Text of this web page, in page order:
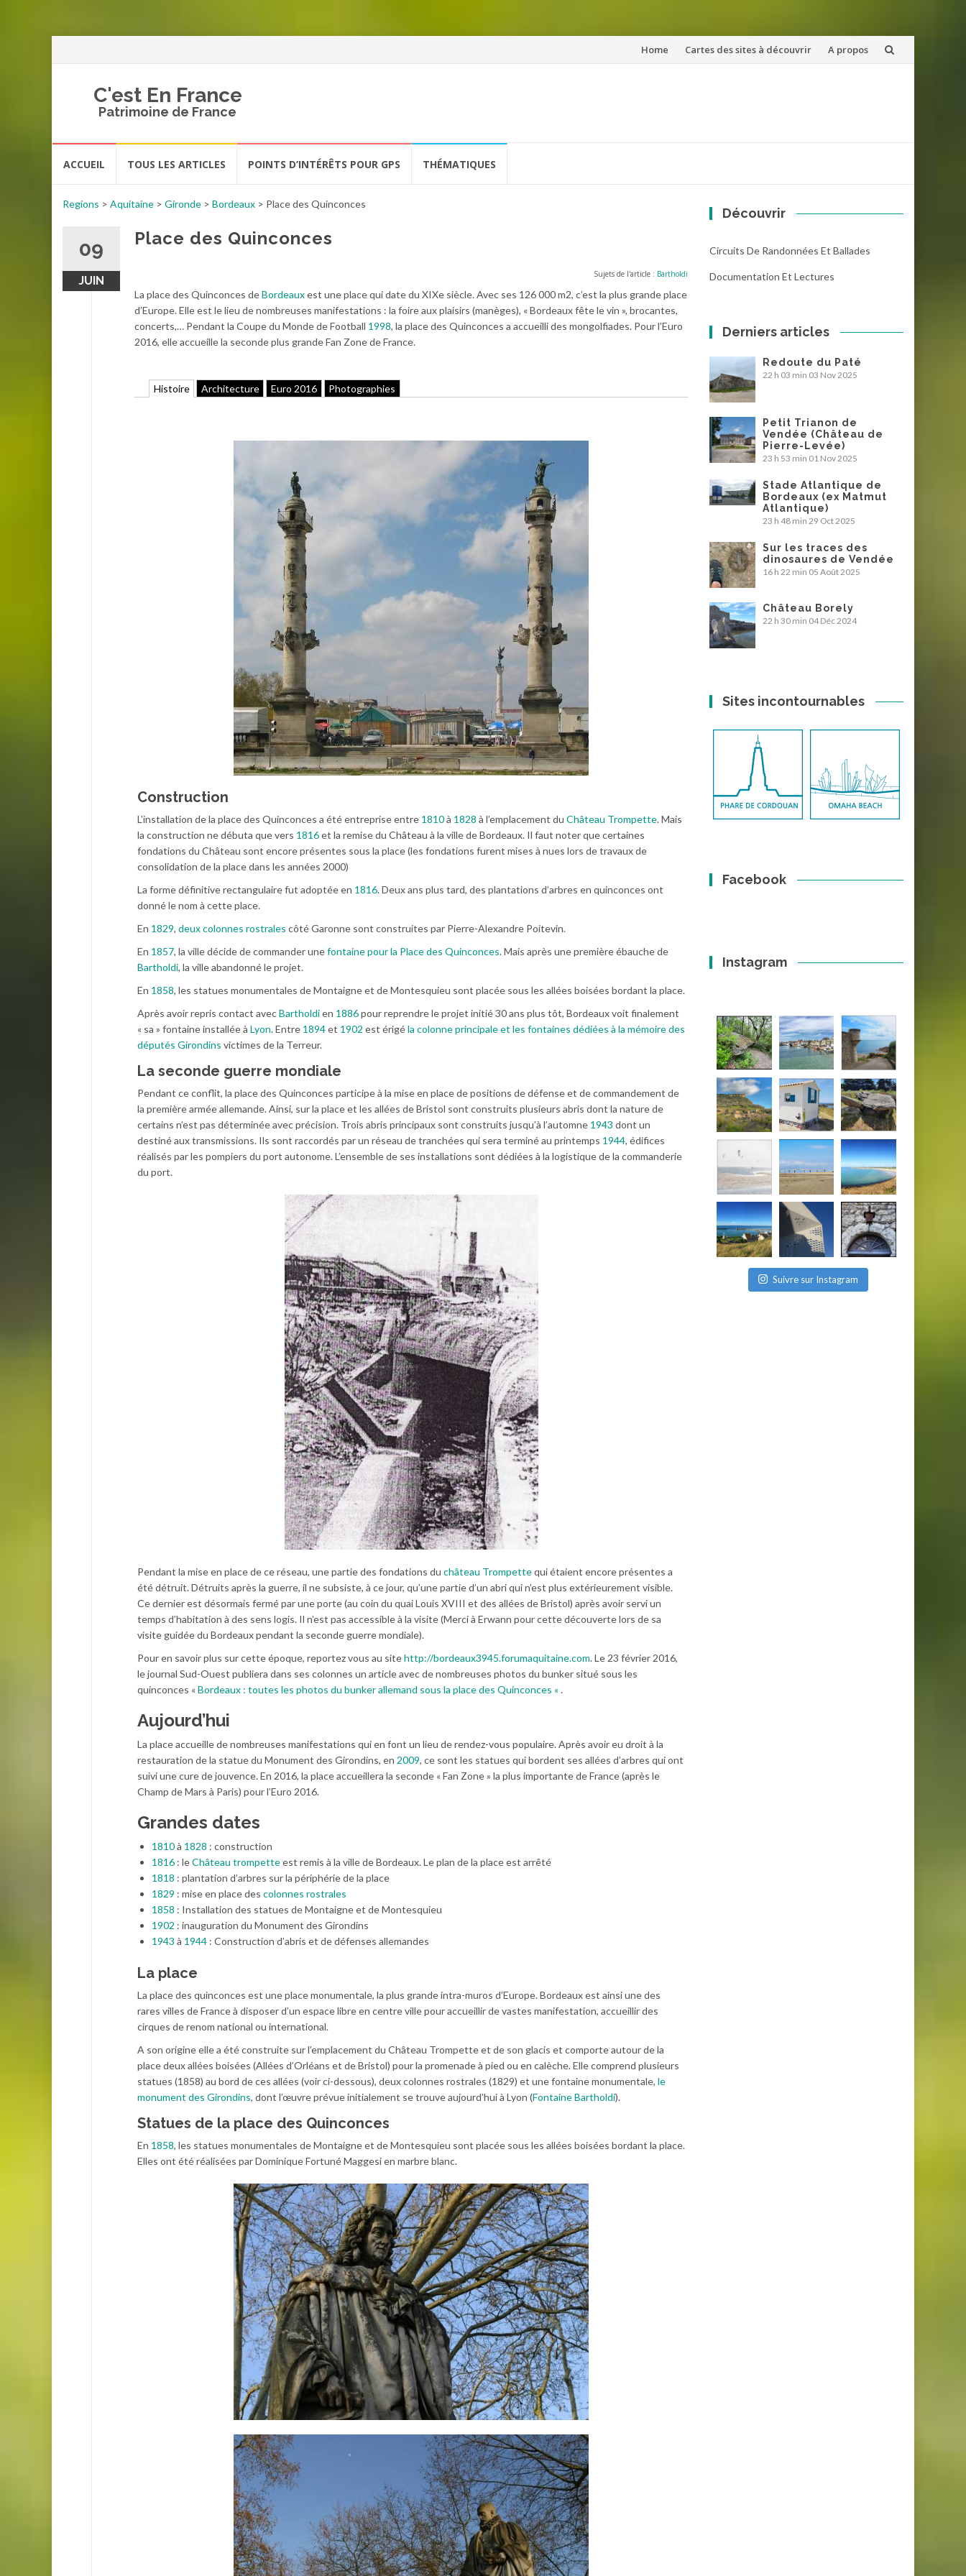
Aller
Home Cartes des sites à découvrir A propos
C'est En France
Patrimoine de France
ACCUEIL TOUS LES ARTICLES POINTS D’INTÉRÊTS POUR GPS THÉMATIQUES
Regions > Aquitaine > Gironde > Bordeaux > Place des Quinconces
09
JUIN
Place des Quinconces
Sujets de l'article : Bartholdi
La place des Quinconces deBordeauxest une place qui date du XIXe siècle. Avec ses 126 000 m2, c’est la plus grande place
d’Europe. Elle est le lieu de nombreuses manifestations : la foire aux plaisirs (manèges), « Bordeaux fête le vin », brocantes,
concerts,… Pendant la Coupe du Monde de Football 1998, la place des Quinconces a accueilli des mongolfiades. Pour l’Euro
2016, elle accueille la seconde plus grande Fan Zone de France.
Histoire Architecture Euro 2016 Photographies
Construction
L’installation de la place des Quinconces a été entreprise entre 1810à 1828 à l’emplacement du Château Trompette. Mais
la construction ne débuta que vers 1816et la remise du Château à la ville de Bordeaux. Il faut noter que certaines
fondations du Château sont encore présentes sous la place (les fondations furent mises à nues lors de travaux de
consolidation de la place dans les années 2000)
La forme définitive rectangulaire fut adoptée en 1816. Deux ans plus tard, des plantations d’arbres en quinconces ont
donné le nom à cette place.
En 1829, deux colonnes rostrales côté Garonne sont construites par Pierre-Alexandre Poitevin.
En 1857, la ville décide de commander unefontaine pour la Place des Quinconces. Mais après une première ébauche de
Bartholdi, la ville abandonné le projet.
En 1858, les statues monumentales de Montaigne et de Montesquieu sont placée sous les allées boisées bordant la place.
Après avoir repris contact avecBartholdien 1886pour reprendre le projet initié 30 ans plus tôt, Bordeaux voit finalement
« sa » fontaine installée à Lyon. Entre 1894et 1902 est érigéla colonne principale et les fontaines dédiées à la mémoire des
députés Girondins victimes de la Terreur.
La seconde guerre mondiale
Pendant ce conflit, la place des Quinconces participe à la mise en place de positions de défense et de commandement de
la première armée allemande. Ainsi, sur la place et les allées de Bristol sont construits plusieurs abris dont la nature de
certains n’est pas déterminée avec précision. Trois abris principaux sont construits jusqu’à l’automne 1943 dont un
destiné aux transmissions. Ils sont raccordés par un réseau de tranchées qui sera terminé au printemps 1944, édifices
réalisés par les pompiers du port autonome. L’ensemble de ses installations sont dédiées à la logistique de la commanderie
du port.
Pendant la mise en place de ce réseau, une partie des fondations du château Trompettequi étaient encore présentes a
été détruit. Détruits après la guerre, il ne subsiste, à ce jour, qu’une partie d’un abri qui n’est plus extérieurement visible.
Ce dernier est désormais fermé par une porte (au coin du quai Louis XVIII et des allées de Bristol) après avoir servi un
temps d’habitation à des sens logis. Il n’est pas accessible à la visite (Merci à Erwann pour cette découverte lors de sa
visite guidée du Bordeaux pendant la seconde guerre mondiale).
Pour en savoir plus sur cette époque, reportez vous au sitehttp://bordeaux3945.forumaquitaine.com. Le 23 février 2016,
le journal Sud-Ouest publiera dans ses colonnes un article avec de nombreuses photos du bunker situé sous les
quinconces «Bordeaux : toutes les photos du bunker allemand sous la place des Quinconces «.
Aujourd’hui
La place accueille de nombreuses manifestations qui en font un lieu de rendez-vous populaire. Après avoir eu droit à la
restauration de la statue du Monument des Girondins, en 2009, ce sont les statues qui bordent ses allées d’arbres qui ont
suivi une cure de jouvence. En 2016, la place accueillera la seconde « Fan Zone » la plus importante de France (après le
Champ de Mars à Paris) pour l’Euro 2016.
Grandes dates
1810à 1828 : construction
1816 : leChâteau trompetteest remis à la ville de Bordeaux. Le plan de la place est arrêté
1818 : plantation d’arbres sur la périphérie de la place
1829 : mise en place des colonnes rostrales
1858 : Installation des statues de Montaigne et de Montesquieu
1902 : inauguration du Monument des Girondins
1943 à 1944 : Construction d’abris et de défenses allemandes
La place
La place des quinconces est une place monumentale, la plus grande intra-muros d’Europe. Bordeaux est ainsi une des
rares villes de France à disposer d’un espace libre en centre ville pour accueillir de vastes manifestation, accueillir des
cirques de renom national ou international.
A son origine elle a été construite sur l’emplacement du Château Trompette et de son glacis et comporte autour de la
place deux allées boisées (Allées d’Orléans et de Bristol) pour la promenade à pied ou en calèche. Elle comprend plusieurs
statues (1858) au bord de ces allées (voir ci-dessous), deux colonnes rostrales (1829) et une fontaine monumentale, le
monument des Girondins, dont l’œuvre prévue initialement se trouve aujourd’hui à Lyon (Fontaine Bartholdi).
Statues de la place des Quinconces
En 1858, les statues monumentales de Montaigne et de Montesquieu sont placée sous les allées boisées bordant la place.
Elles ont été réalisées par Dominique Fortuné Maggesi en marbre blanc.
Découvrir
Circuits De Randonnées Et Ballades
Documentation Et Lectures
Derniers articles
Redoute du Paté
22 h 03 min 03 Nov 2025
Petit Trianon de
Vendée (Château de
Pierre-Levée)
23 h 53 min 01 Nov 2025
Stade Atlantique de
Bordeaux (ex Matmut
Atlantique)
23 h 48 min 29 Oct 2025
Sur les traces des
dinosaures de Vendée
16 h 22 min 05 Août 2025
Château Borely
22 h 30 min 04 Déc 2024
Sites incontournables
Facebook
Instagram
Suivre sur Instagram